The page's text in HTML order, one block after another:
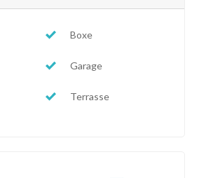
Boxe
Garage
Terrasse